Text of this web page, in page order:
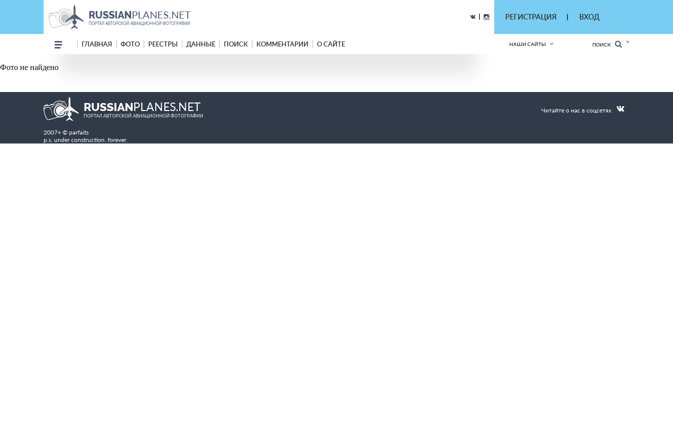
RUSSIANPLANES.NET
ПОРТАЛ АВТОРСКОЙ АВИАЦИОННОЙ ФОТОГРАФИИ
РЕГИСТРАЦИЯ ВХОД
ГЛАВНАЯ ФОТО РЕЕСТРЫ ДАННЫЕ ПОИСК КОММЕНТАРИИ О САЙТЕ НАШИ САЙТЫ ПОИСК
Фото не найдено
RUSSIANPLANES.NET
ПОРТАЛ АВТОРСКОЙ АВИАЦИОННОЙ ФОТОГРАФИИ
Читайте о нас в соцсетях
2007+ © parfaits
p.s. under construction. forever.